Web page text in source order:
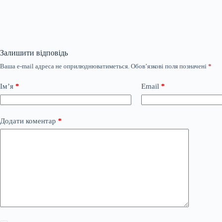
Залишити відповідь
Ваша e-mail адреса не оприлюднюватиметься. Обов’язкові поля позначені *
Ім’я * Email *
Додати коментар *